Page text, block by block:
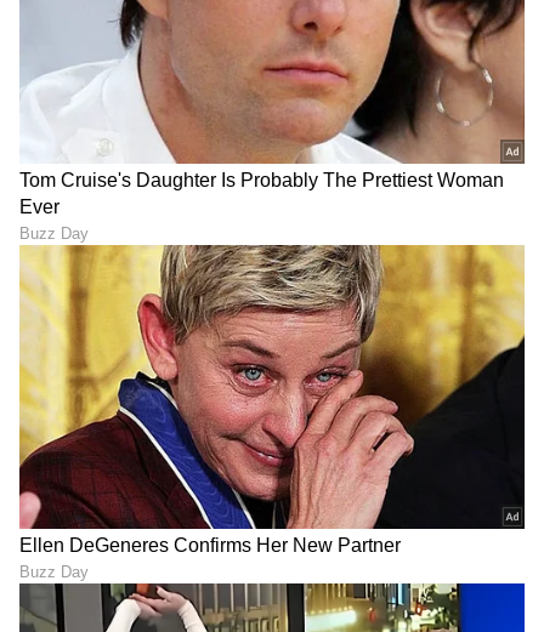
ಕನಕೋತ್ಸವದಲ್ಲಿ ರಿಷಬ್ ಶೆಟ್ಟಿ | Rishab
Shetty speech | Suvarna News
ಶೇ.50 ರಿಂದ ಶೇ.18 ಕ್ಕೆ TAX ಇಳಿಕೆ: ಮೋದಿ-
ಟ್ರಂಪ್ ಐತಿಹಾಸಿಕ ಒಪ್ಪಂದ | India US
Trade Deal | Party Rounds